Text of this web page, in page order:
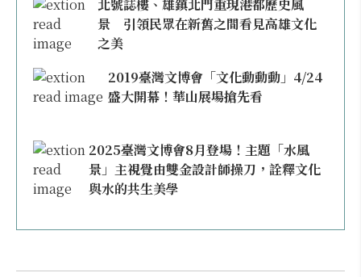
北號誌樓、雄鎮北門重現港都歷史風
景 引領民眾在新舊之間看見高雄文化
之美
2019臺灣文博會「文化動動動」4/24
盛大開幕！華山展場搶先看
2025臺灣文博會8月登場！主題「水風
景」主視覺由雙金設計師操刀，詮釋文化
與水的共生美學